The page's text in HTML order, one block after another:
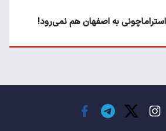
استراماچونی به اصفهان هم نمی‌رود!
هوا!